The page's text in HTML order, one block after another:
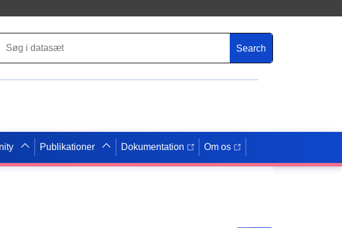
Search
Publikationer Dokumentation Om os